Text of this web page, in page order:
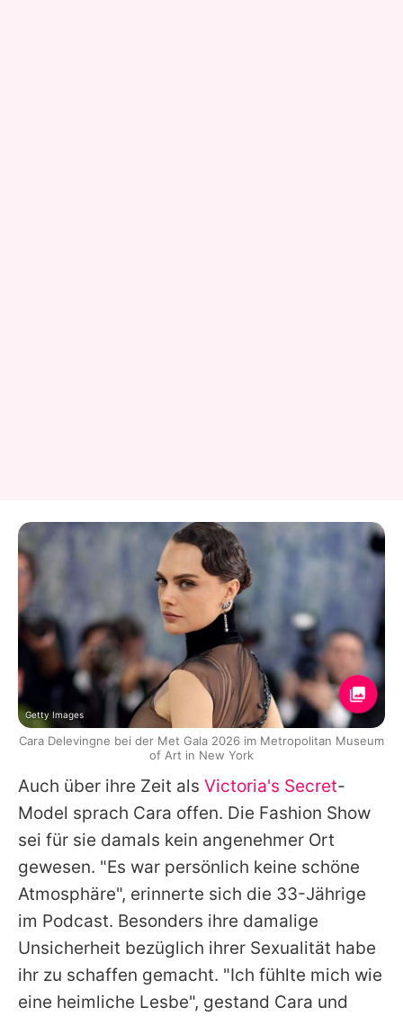
Auch über ihre Zeit als Victoria's Secret-
Model sprach Cara offen. Die Fashion Show
sei für sie damals kein angenehmer Ort
gewesen. "Es war persönlich keine schöne
Atmosphäre", erinnerte sich die 33-Jährige
im Podcast. Besonders ihre damalige
Unsicherheit bezüglich ihrer Sexualität habe
ihr zu schaffen gemacht. "Ich fühlte mich wie
eine heimliche Lesbe", gestand Cara und
Getty Images
Cara Delevingne bei der Met Gala 2026 im Metropolitan Museum
of Art in New York